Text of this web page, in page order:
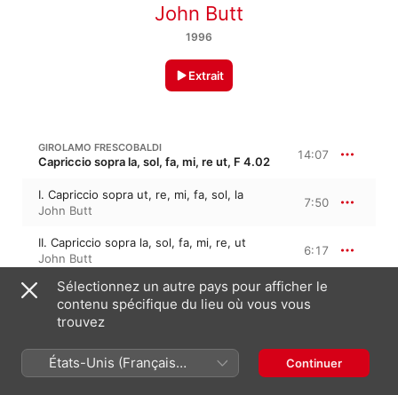
John Butt
1996
Extrait
GIROLAMO FRESCOBALDI
Capriccio sopra la, sol, fa, mi, re ut, F 4.02 14:07
I. Capriccio sopra ut, re, mi, fa, sol, la
John Butt
7:50
II. Capriccio sopra la, sol, fa, mi, re, ut
John Butt
6:17
GIROLAMO FRESCOBALDI 12:01
III. Capriccio sopra il cucho
John Butt
5:29
Sélectionnez un autre pays pour afficher le
contenu spécifique du lieu où vous vous
trouvez
États-Unis (Français
France)
Continuer